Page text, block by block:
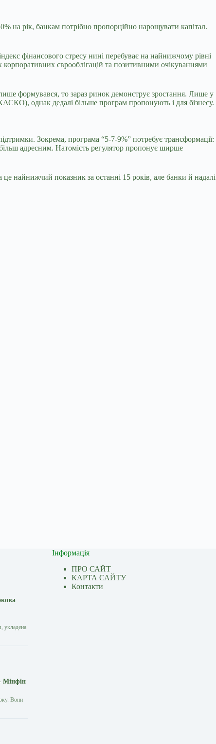
на рік, банкам потрібно пропорційно нарощувати капітал.
фінансового стресу нині перебуває на найнижчому рівні
єврооблігацій та позитивними очікуваннями
формувався, то зараз ринок демонструє зростання. Лише у
однак дедалі більше програм пропонують і для бізнесу.
Зокрема, програма “5-7-9%” потребує трансформації:
адресним. Натомість регулятор пропонує ширше
найнижчий показник за останні 15 років, але банки й надалі
укладена
Мінфін
Вони
Інформація
ПРО САЙТ
КАРТА САЙТУ
Контакти